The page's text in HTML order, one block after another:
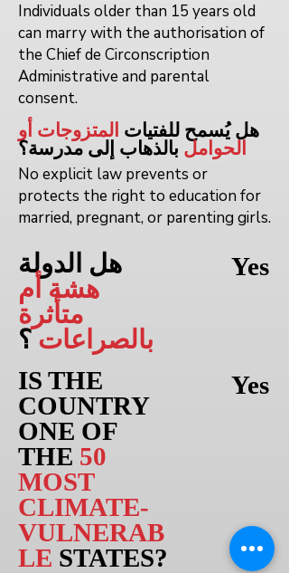
Individuals older than 15 years old
can marry with the authorisation of
the Chief de Circonscription
Administrative and parental
consent.
هل يُسمح للفتيات المتزوجات أو
الحوامل بالذهاب إلى مدرسة؟
No explicit law prevents or
protects the right to education for
married, pregnant, or parenting girls.
هل الدولة
هشة أم
متأثرة
بالصراعات ؟
IS THE
COUNTRY
ONE OF
THE 50
MOST
CLIMATE-
VULNERAB
LE STATES?
Yes
Yes